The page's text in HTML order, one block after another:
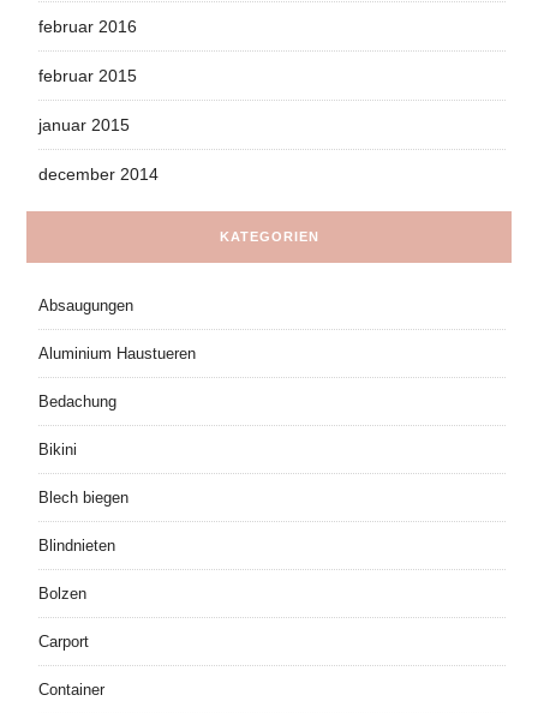
februar 2016
februar 2015
januar 2015
december 2014
KATEGORIEN
Absaugungen
Aluminium Haustueren
Bedachung
Bikini
Blech biegen
Blindnieten
Bolzen
Carport
Container